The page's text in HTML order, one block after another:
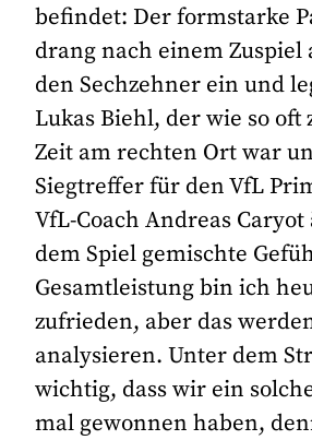
befindet: Der formstarke
drang nach einem Zuspiel
den Sechzehner ein und
Lukas Biehl, der wie so oft
Zeit am rechten Ort war
Siegtreffer für den VfL
VfL-Coach Andreas
dem Spiel gemischte
Gesamtleistung bin ich
zufrieden, aber das
analysieren. Unter dem
wichtig, dass wir ein
mal gewonnen haben,